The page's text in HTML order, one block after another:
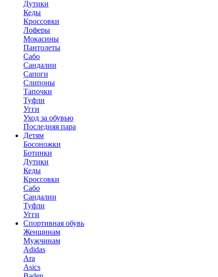
Дутики
Кеды
Кроссовки
Лоферы
Мокасины
Пантолеты
Сабо
Сандалии
Сапоги
Слипоны
Тапочки
Туфли
Угги
Уход за обувью
Последняя пара
Детям
Босоножки
Ботинки
Дутики
Кеды
Кроссовки
Сабо
Сандалии
Туфли
Угги
Спортивная обувь
Женщинам
Мужчинам
Adidas
Ara
Asics